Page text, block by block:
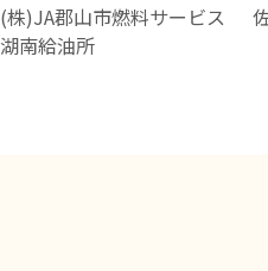
(株)JA郡山市燃料サービス
湖南給油所